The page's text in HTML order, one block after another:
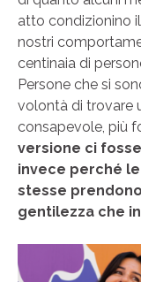
atto condizionino
nostri
centinaia di
Persone che si
volontà di trovare
consapevole, più
versione ci
invece perché
stesse
gentilezza che